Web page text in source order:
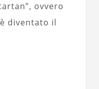
ovvero
diventato il